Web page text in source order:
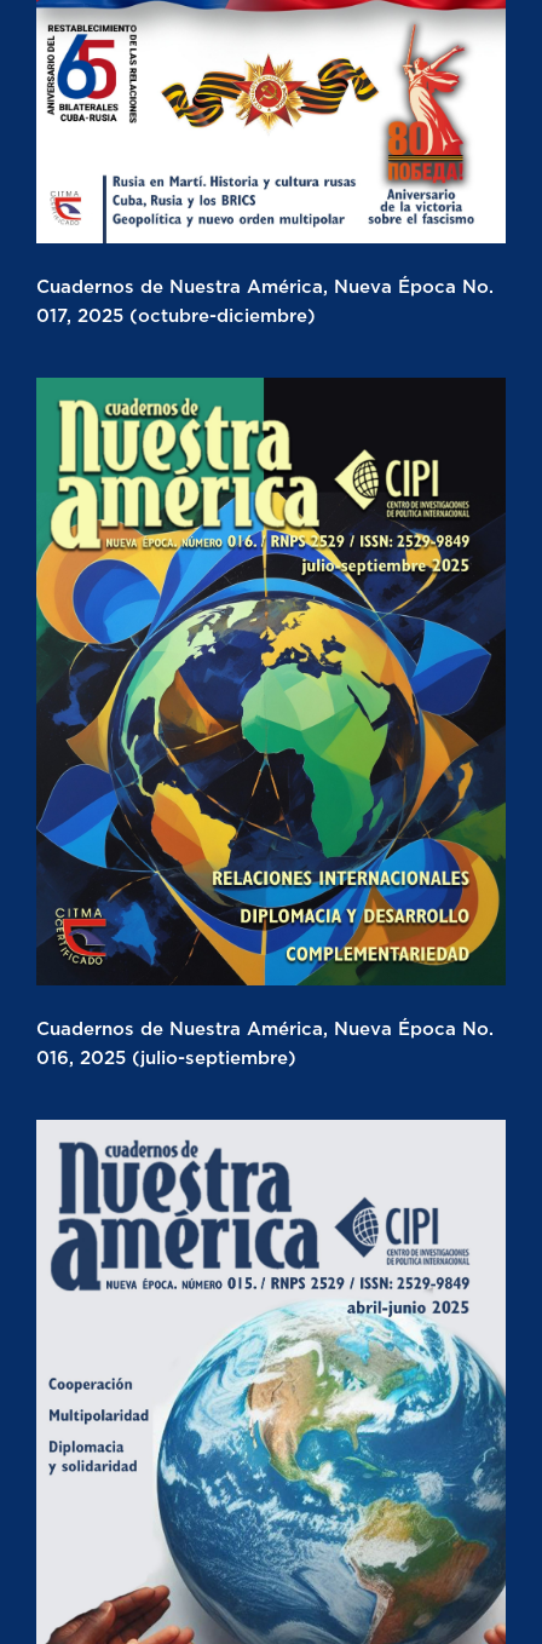
Cuadernos de Nuestra América, Nueva Época No.
017, 2025 (octubre-diciembre)
Cuadernos de Nuestra América, Nueva Época No.
016, 2025 (julio-septiembre)